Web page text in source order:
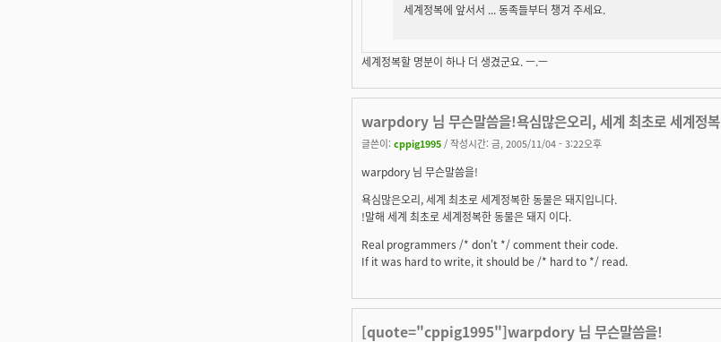
세계정복에 앞서서 ... 동족들부터 챙겨 주세요.
세계정복할 명분이 하나 더 생겼군요. ㅡ.ㅡ
warpdory 님 무슨말씀을!욕심많은오리, 세계 최초로 세계정복
글쓴이: cppig1995 / 작성시간: 금, 2005/11/04 - 3:22오후
warpdory 님 무슨말씀을!
욕심많은오리, 세계 최초로 세계정복한 동물은 돼지입니다.
!말해 세계 최초로 세계정복한 동물은 돼지 이다.
Real programmers /* don't */ comment their code.
If it was hard to write, it should be /* hard to */ read.
[quote="cppig1995"]warpdory 님 무슨말씀을!